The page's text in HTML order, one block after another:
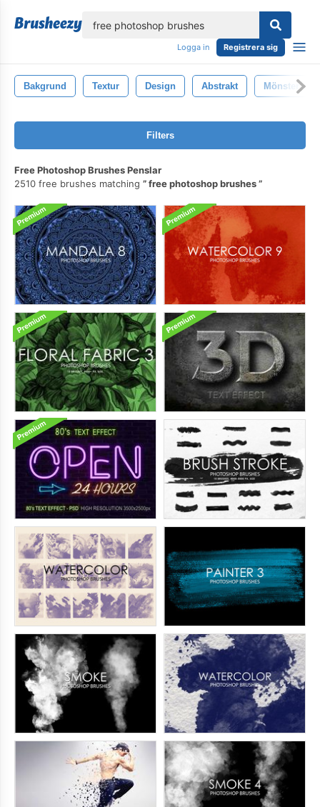
Logga in Registrera sig
Bakgrund Textur Design Abstrakt Mönster
Filters
Free Photoshop Brushes Penslar
2510 free brushes matching
free photoshop brushes